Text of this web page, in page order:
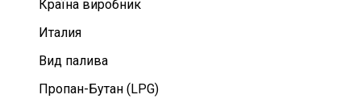
Країна виробник
Италия
Вид палива
Пропан-Бутан (LPG)